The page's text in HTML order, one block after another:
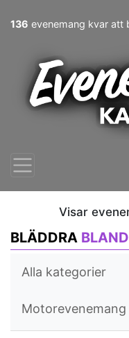
136 evenemang kvar att
Visar
BLÄDDRA
Alla kategorier
Motorevenemang